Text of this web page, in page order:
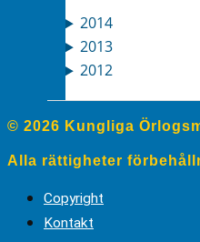
2014
2013
2012
© 2026 Kungliga
Alla rättigheter
Copyright
Kontakt